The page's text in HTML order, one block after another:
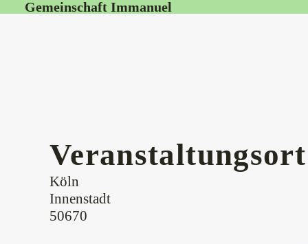
Gemeinschaft Immanuel
Veranstaltungsort
Köln
Innenstadt
50670